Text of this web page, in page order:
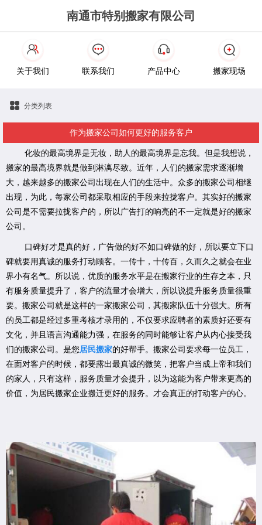
南通市特别搬家有限公司
关于我们 联系我们 产品中心 搬家现场
分类列表
作为搬家公司如何更好的服务客户
化妆的最高境界是无妆，助人的最高境界是忘我。但是我想说，
搬家的最高境界就是做到淋漓尽致。近年，人们的搬家需求逐渐增
大，越来越多的搬家公司出现在人们的生活中。众多的搬家公司相继
出现，为此，每家公司都采取相应的手段来拉拢客户。其实好的搬家
公司是不需要拉拢客户的，所以广告打的响亮的不一定就是好的搬家
公司。
口碑好才是真的好，广告做的好不如口碑做的好，所以要立下口
碑就要用真诚的服务打动顾客。一传十，十传百，久而久之就会在业
界小有名气。所以说，优质的服务水平是在搬家行业的生存之本，只
有服务质量提升了，客户的流量才会增大，所以说提升服务质量很重
要。搬家公司就是这样的一家搬家公司，其搬家队伍十分强大。所有
的员工都是经过多重考核才录用的，不仅要求应聘者的素质好还要有
文化，并且语言沟通能力强，在服务的同时能够让客户从内心接受我
们的搬家公司。是您居民搬家的好帮手。搬家公司要求每一位员工，
在面对客户的时候，都要露出最真诚的微笑，把客户当成上帝和我们
的家人，只有这样，服务质量才会提升，以为这能为客户带来更高的
价值，为居民搬家企业搬迁更好的服务。才会真正的打动客户的心。